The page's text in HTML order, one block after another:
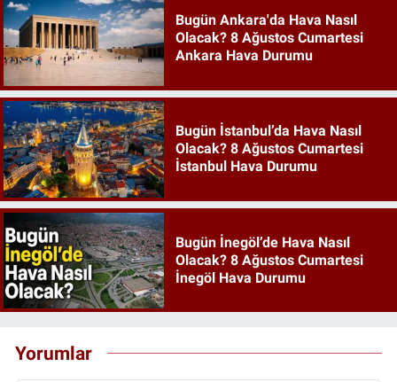
Bugün Ankara'da Hava Nasıl
Olacak? 8 Ağustos Cumartesi
Ankara Hava Durumu
Bugün İstanbul’da Hava Nasıl
Olacak? 8 Ağustos Cumartesi
İstanbul Hava Durumu
Bugün İnegöl’de Hava Nasıl
Olacak? 8 Ağustos Cumartesi
İnegöl Hava Durumu
Yorumlar